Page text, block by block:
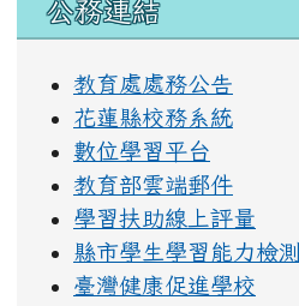
公務連結
教育處處務公告
花蓮縣校務系統
數位學習平台
教育部雲端郵件
學習扶助線上評量
縣市學生學習能力檢測
臺灣健康促進學校